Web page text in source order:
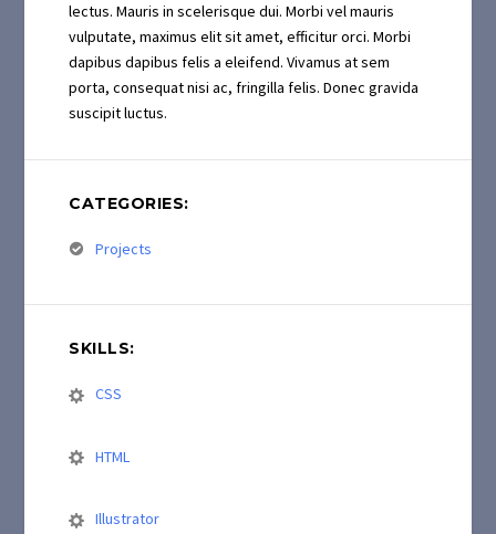
lectus. Mauris in scelerisque dui. Morbi vel mauris
vulputate, maximus elit sit amet, efficitur orci. Morbi
dapibus dapibus felis a eleifend. Vivamus at sem
porta, consequat nisi ac, fringilla felis. Donec gravida
suscipit luctus.
CATEGORIES:
Projects
SKILLS:
CSS
HTML
Illustrator